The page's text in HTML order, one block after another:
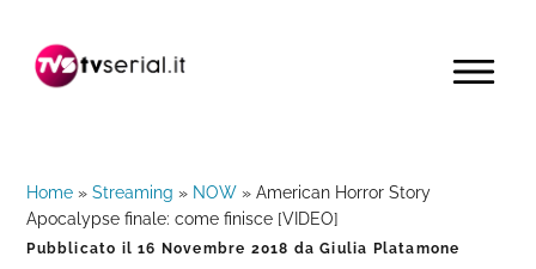
navigazione
contenuto
barra
MENU
Home »Streaming » NOW »American Horror Story
Apocalypse finale: come finisce [VIDEO]
Pubblicato il16 Novembre 2018 daGiulia Platamone